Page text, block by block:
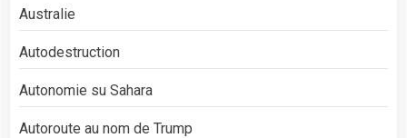
Australie
Autodestruction
Autonomie su Sahara
Autoroute au nom de Trump